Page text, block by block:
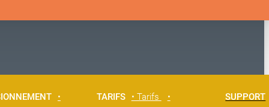
•
TARIFS • Tarifs
•
SUPPORT